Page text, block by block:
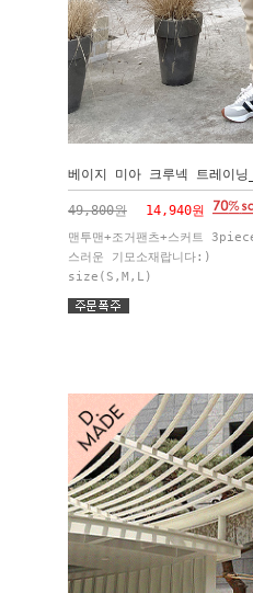
베이지 미아 크루넥 트레이닝
49,800원 14,940원
맨투맨+조거팬츠+스커트
스러운 기모소재랍니다:)
size(S,M,L)